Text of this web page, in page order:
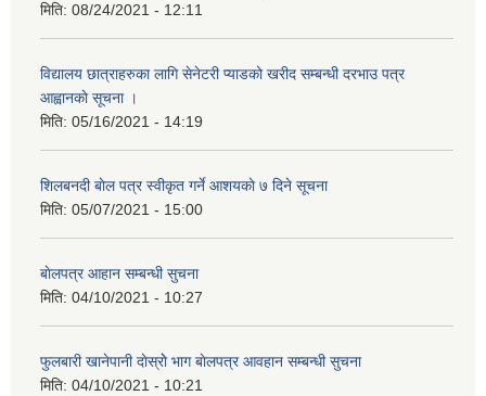
मिति: 08/24/2021 - 12:11
विद्यालय छात्राहरुका लागि सेनेटरी प्याडको खरीद सम्बन्धी दरभाउ पत्र
आह्वानकाे सूचना ।
मिति: 05/16/2021 - 14:19
शिलबनदी बाेल पत्र स्वीकृत गर्ने आशयकाे ७ दिने सूचना
मिति: 05/07/2021 - 15:00
बाेलपत्र आहान सम्बन्धी सुचना
मिति: 04/10/2021 - 10:27
फुलबारी खानेपानी दाेस्राेे भाग बाेलपत्र आवहान सम्बन्धी सुचना
मिति: 04/10/2021 - 10:21